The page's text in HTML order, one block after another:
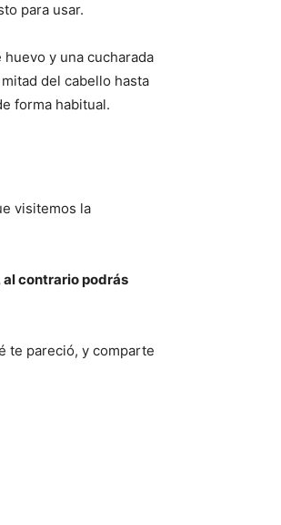
para usar.
y una cucharada
del cabello hasta
forma habitual.
visitemos la
contrario podrás
te pareció, y comparte